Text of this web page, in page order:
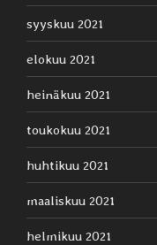
syyskuu 2021
elokuu 2021
heinäkuu 2021
toukokuu 2021
huhtikuu 2021
maaliskuu 2021
helmikuu 2021